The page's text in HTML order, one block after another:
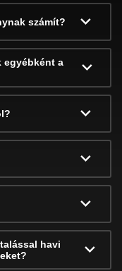
számít?
egyébként a
havi